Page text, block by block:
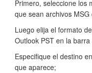
Primero, seleccione los
que sean archivos MSG
Luego elija el formato
Outlook PST en la
Especifique el destino
que aparece;